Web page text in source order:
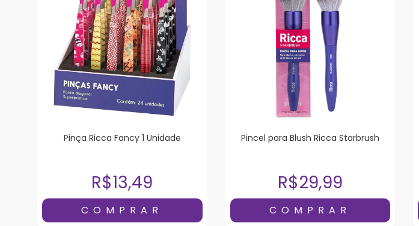
Pinça Ricca Fancy 1 Unidade
R$13,49
Pincel para Blush Ricca Starbrush
R$29,99